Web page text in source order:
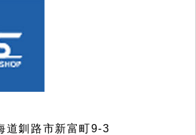
釧路市新富町9-3